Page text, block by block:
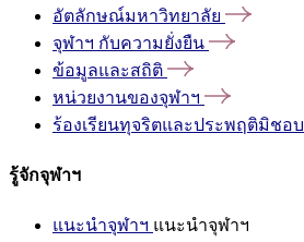
อัตลักษณ์มหาวิทยาลัย
จุฬาฯ กับความยั่งยืน
ข้อมูลและสถิติ
หน่วยงานของจุฬาฯ
ร้องเรียนทุจริตและประพฤติมิชอบ
รู้จักจุฬาฯ
แนะนำจุฬาฯ แนะนำจุฬาฯ